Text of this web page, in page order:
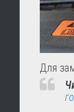
Для